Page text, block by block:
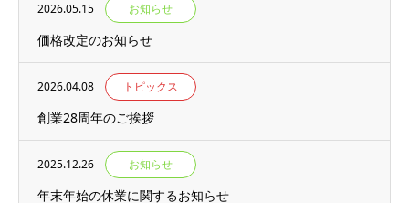
2026.05.15 お知らせ
価格改定のお知らせ
2026.04.08 トピックス
創業28周年のご挨拶
2025.12.26 お知らせ
年末年始の休業に関するお知らせ